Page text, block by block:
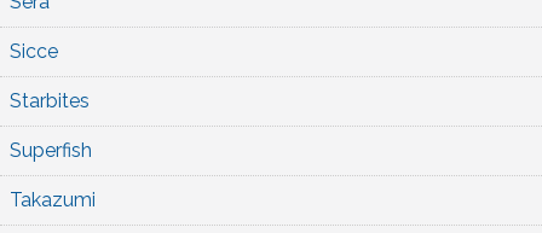
Sicce
Starbites
Superfish
Takazumi